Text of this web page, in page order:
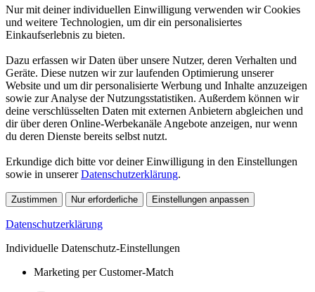
Nur mit deiner individuellen Einwilligung verwenden wir Cookies
und weitere Technologien, um dir ein personalisiertes
Einkaufserlebnis zu bieten.
Dazu erfassen wir Daten über unsere Nutzer, deren Verhalten und
Geräte. Diese nutzen wir zur laufenden Optimierung unserer
Website und um dir personalisierte Werbung und Inhalte anzuzeigen
sowie zur Analyse der Nutzungsstatistiken. Außerdem können wir
deine verschlüsselten Daten mit externen Anbietern abgleichen und
dir über deren Online-Werbekanäle Angebote anzeigen, nur wenn
du deren Dienste bereits selbst nutzt.
Erkundige dich bitte vor deiner Einwilligung in den Einstellungen
sowie in unsererDatenschutzerklärung.
Zustimmen Nur erforderliche Einstellungen anpassen
Datenschutzerklärung
Individuelle Datenschutz-Einstellungen
Marketing per Customer-Match